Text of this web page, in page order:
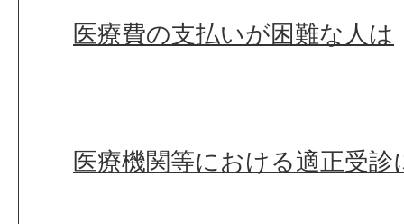
医療費の支払いが困難な人は
医療機関等における適正受